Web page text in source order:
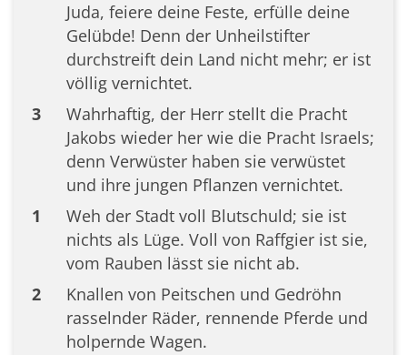
Juda, feiere deine Feste, erfülle deine
Gelübde! Denn der Unheilstifter
durchstreift dein Land nicht mehr; er ist
völlig vernichtet.
3
Wahrhaftig, der Herr stellt die Pracht
Jakobs wieder her wie die Pracht Israels;
denn Verwüster haben sie verwüstet
und ihre jungen Pflanzen vernichtet.
1
Weh der Stadt voll Blutschuld; sie ist
nichts als Lüge. Voll von Raffgier ist sie,
vom Rauben lässt sie nicht ab.
2
Knallen von Peitschen und Gedröhn
rasselnder Räder, rennende Pferde und
holpernde Wagen.